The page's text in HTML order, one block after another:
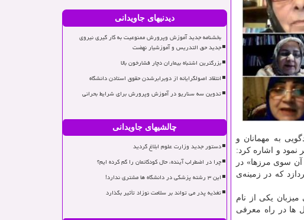
به مهمانان و
نمود و اشاره کرد:
آن سوی مرزها» در
که در زمینه‌ی
یکی از نام
ها در راه معرفی
دیدنیهای جاویدانی
بخشنامه جدید آموزش وپرورش ممنوعیت به کار گیری نیروی
جدید حق التدریس و آموزشیار نهضت
بزرگترین اشتباه بیماران دچار فشارخون بالا
انتقاد اصولگرایانه از دوبرابرشدن حقوق استادن دانشگاه
تدوین سه سناریو در آموزش وپرورش برای شرایط بحرانی
چالشیهای جاویدانی
دستور جدید وزارت علوم ابلاغ گردید
چرا در اضطراب آینده، حال کودکانمان را گم کرده ایم؟
این ۳ رشته پزشکی در دانشگاه ها مشتری ندارد!
تغذیه پدر می تواند بر سلامت نوزاد تأثیر بگذارد